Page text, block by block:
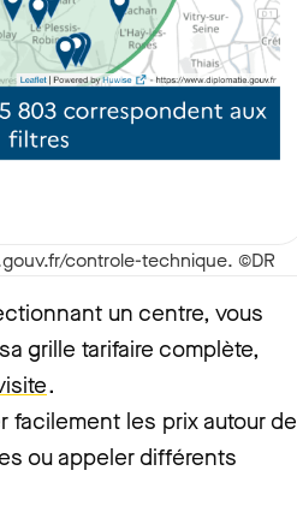
controle-technique. ©DR
un centre, vous
grille tarifaire complète,
.
facilement les prix autour de
ou appeler différents